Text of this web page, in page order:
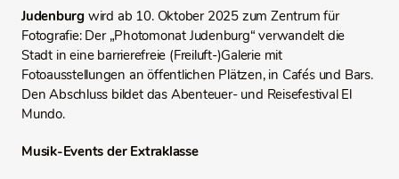
Judenburgwird ab 10. Oktober 2025 zum Zentrum für
Fotografie: Der „Photomonat Judenburg“ verwandelt die
Stadt in eine barrierefreie (Freiluft-)Galerie mit
Fotoausstellungen an öffentlichen Plätzen, in Cafés und Bars.
Den Abschluss bildet das Abenteuer- und Reisefestival El
Mundo.
Musik-Events der Extraklasse